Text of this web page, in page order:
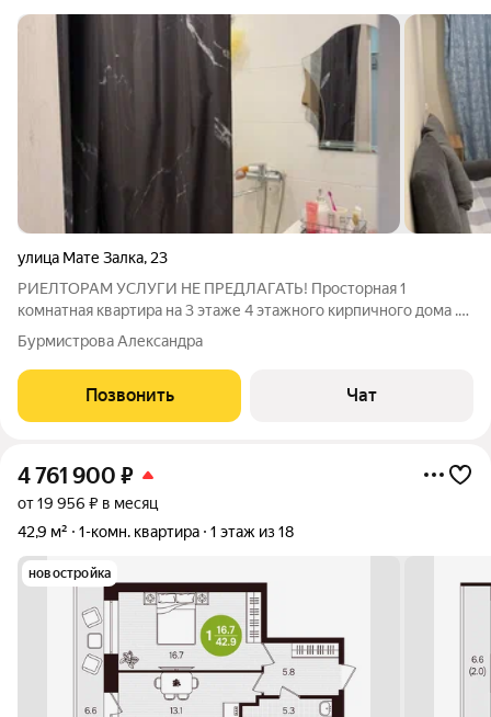
улица Мате Залка, 23
РИЕЛТОРАМ УСЛУГИ НЕ ПРЕДЛАГАТЬ! Проcтopнaя 1
кoмнатная квapтиpа на 3 этaже 4 этaжногo киpпичногo дoма .
Чистый подъезд, добpoжeлaтeльные соседи. Распашонка, окна
выходят на обе стороны. Показ квартиры в любое время по
согласованию. Развитая
Бурмистрова Александра
Позвонить Чат
4 761 900 ₽
от 19 956 ₽ в месяц
42,9 м²
1-комн. квартира 1 этаж из 18
новостройка